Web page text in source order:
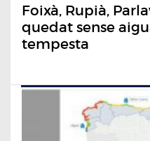
Foixà, Rupià,
quedat sense
tempesta